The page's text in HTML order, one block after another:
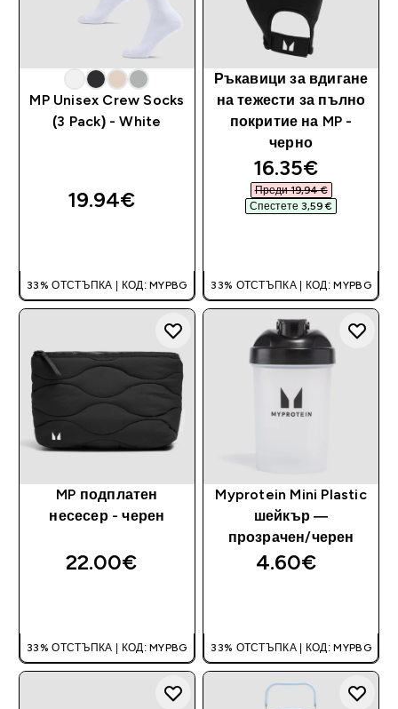
MP Unisex Crew Socks
(3 Pack) - White
19.94€‎
33% ОТСТЪПКА | КОД: MYPBG
Ръкавици за вдигане
на тежести за пълно
покритие на MP -
черно
discounted
16.35€‎
Преди 19,94 €‎
Спестете 3,59 €‎
33% ОТСТЪПКА | КОД: MYPBG
MP подплатен
несесер - черен
22.00€‎
33% ОТСТЪПКА | КОД: MYPBG
Myprotein Mini Plastic
шейкър —
прозрачен/черен
4.60€‎
33% ОТСТЪПКА | КОД: MYPBG